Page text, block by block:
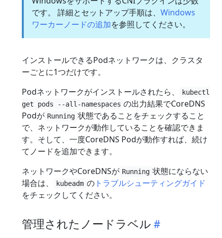
です。 詳細とセットアップ手順は、 Windows
ワーカーノードの追加を参照してください。
インストールできるPodネットワークは、クラスタ
ーごとに1つだけです。
Podネットワークがインストールされたら、
kubectl
get pods --all-namespaces の出力結果でCoreDNS
Podが Running 状態であることをチェックすること
で、ネットワークが動作していることを確認できま
す。そして、一度CoreDNS Podが動作すれば、続け
てノードを追加できます。
ネットワークやCoreDNSが Running 状態にならない
場合は、
kubeadm のトラブルシューティングガイド
をチェックしてください。
管理されたノードラベル